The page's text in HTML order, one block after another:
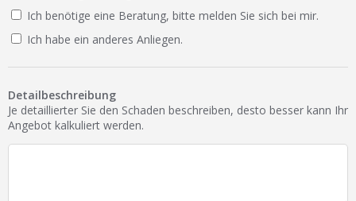
Lexikon
Ist Ihre Werkstatt schon dabei?
Werkstatt Login
Ich benötige eine Beratung, bitte melden Sie sich bei mir.
Ich habe ein anderes Anliegen.
Detailbeschreibung
Je detaillierter Sie den Schaden beschreiben, desto besser kann Ihr
Angebot kalkuliert werden.